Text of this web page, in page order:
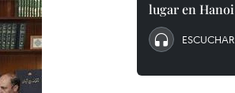
lugar en Hanoi
ESCUCHAR